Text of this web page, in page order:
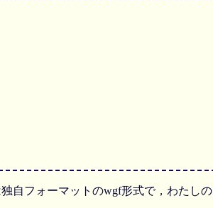
自フォーマットのwgf形式で，わたしの